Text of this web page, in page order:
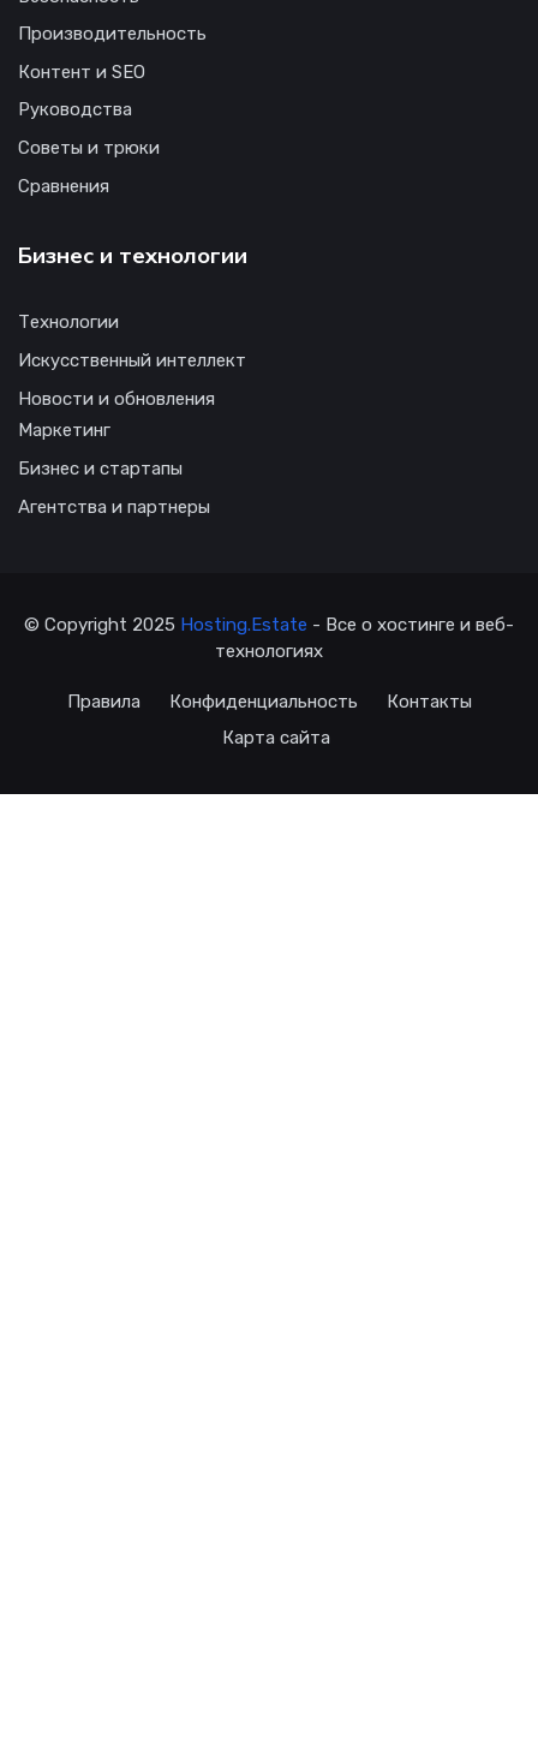
Производительность
Контент и SEO
Руководства
Советы и трюки
Сравнения
Бизнес и технологии
Технологии
Искусственный интеллект
Новости и обновления
Маркетинг
Бизнес и стартапы
Агентства и партнеры
© Copyright 2025 Hosting.Estate - Все о хостинге и веб-
технологиях
Правила Конфиденциальность
Контакты
Карта сайта